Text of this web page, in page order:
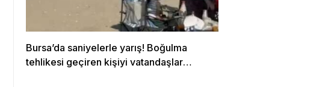
Bursa’da saniyelerle yarış! Boğulma
tehlikesi geçiren kişiyi vatandaşlar